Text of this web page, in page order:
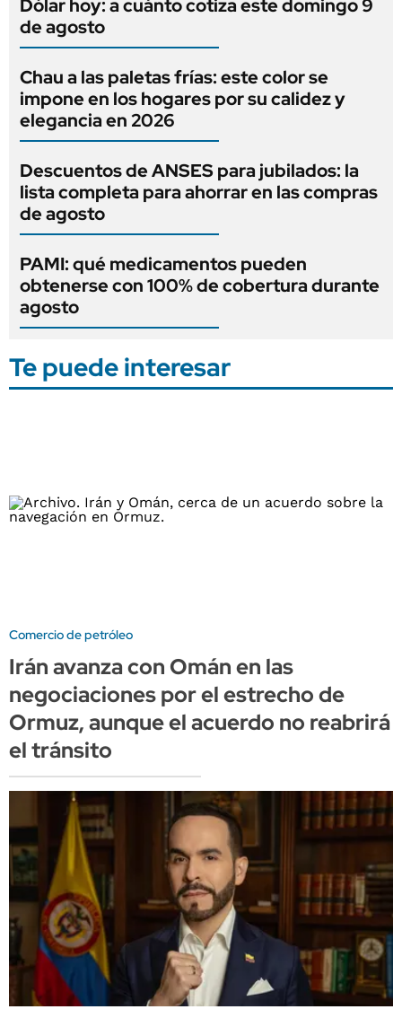
Dólar hoy: a cuánto cotiza este domingo 9
de agosto
Chau a las paletas frías: este color se
impone en los hogares por su calidez y
elegancia en 2026
Descuentos de ANSES para jubilados: la
lista completa para ahorrar en las compras
de agosto
PAMI: qué medicamentos pueden
obtenerse con 100% de cobertura durante
agosto
Te puede interesar
Comercio de petróleo
Irán avanza con Omán en las
negociaciones por el estrecho de
Ormuz, aunque el acuerdo no reabrirá
el tránsito